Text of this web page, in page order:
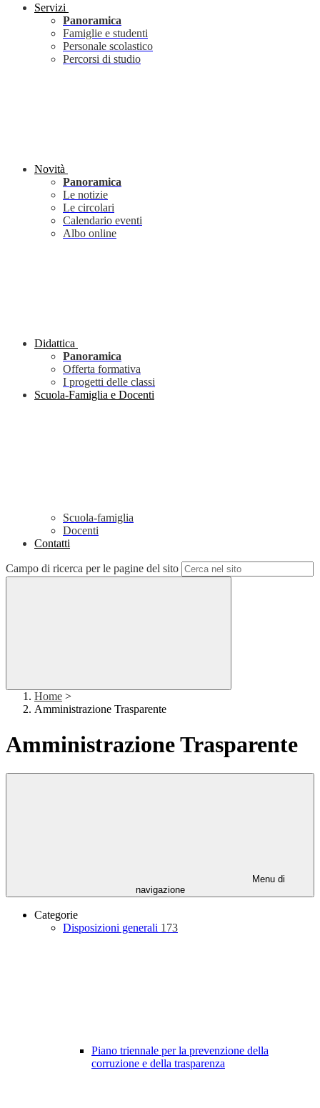
Servizi
Panoramica
Famiglie e studenti
Personale scolastico
Percorsi di studio
Novità
Panoramica
Le notizie
Le circolari
Calendario eventi
Albo online
Didattica
Panoramica
Offerta formativa
I progetti delle classi
Scuola-Famiglia e Docenti
Scuola-famiglia
Docenti
Contatti
Campo di ricerca per le pagine del sito
Home >
Amministrazione Trasparente
Amministrazione Trasparente
Menu di
navigazione
Categorie
Disposizioni generali 173
Piano triennale per la prevenzione della
corruzione e della trasparenza